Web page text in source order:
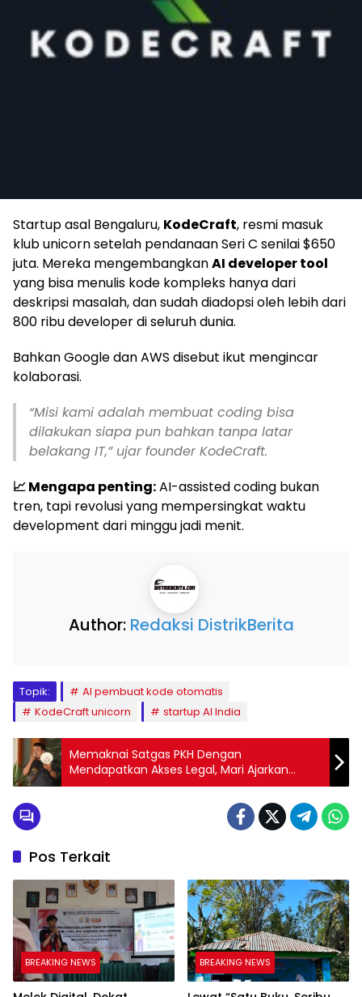
Startup asal Bengaluru, KodeCraft, resmi masuk
klub unicorn setelah pendanaan Seri C senilai $650
juta. Mereka mengembangkanAI developer tool
yang bisa menulis kode kompleks hanya dari
deskripsi masalah, dan sudah diadopsi oleh lebih dari
800 ribu developer di seluruh dunia.
Bahkan Google dan AWS disebut ikut mengincar
kolaborasi.
“Misi kami adalah membuat coding bisa
dilakukan siapa pun bahkan tanpa latar
belakang IT,” ujar founder KodeCraft.
📈 Mengapa penting:AI-assisted coding bukan
tren, tapi revolusi yang mempersingkat waktu
development dari minggu jadi menit.
Author: Redaksi DistrikBerita
Topik:
AI pembuat kode otomatis
KodeCraft unicorn
startup AI India
Memaknai Satgas PKH Dengan
Mendapatkan Akses Legal, Mari Ajarkan
Rakyat Dengan Kebenaran
Pos Terkait
BREAKING NEWS BREAKING NEWS